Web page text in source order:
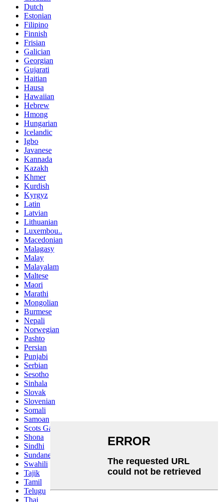
Dutch
Estonian
Filipino
Finnish
Frisian
Galician
Georgian
Gujarati
Haitian
Hausa
Hawaiian
Hebrew
Hmong
Hungarian
Icelandic
Igbo
Javanese
Kannada
Kazakh
Khmer
Kurdish
Kyrgyz
Latin
Latvian
Lithuanian
Luxembou..
Macedonian
Malagasy
Malay
Malayalam
Maltese
Maori
Marathi
Mongolian
Burmese
Nepali
Norwegian
Pashto
Persian
Punjabi
Serbian
Sesotho
Sinhala
Slovak
Slovenian
Somali
Samoan
Scots Gaelic
Shona
Sindhi
Sundanese
Swahili
Tajik
Tamil
Telugu
Thai